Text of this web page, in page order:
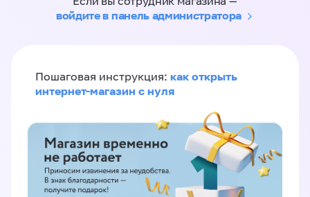
войдите в панель администратора
Пошаговая инструкция: как открыть
интернет-магазин с нуля